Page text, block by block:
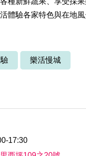
體驗各家特色與在地
樂活慢城
17:30